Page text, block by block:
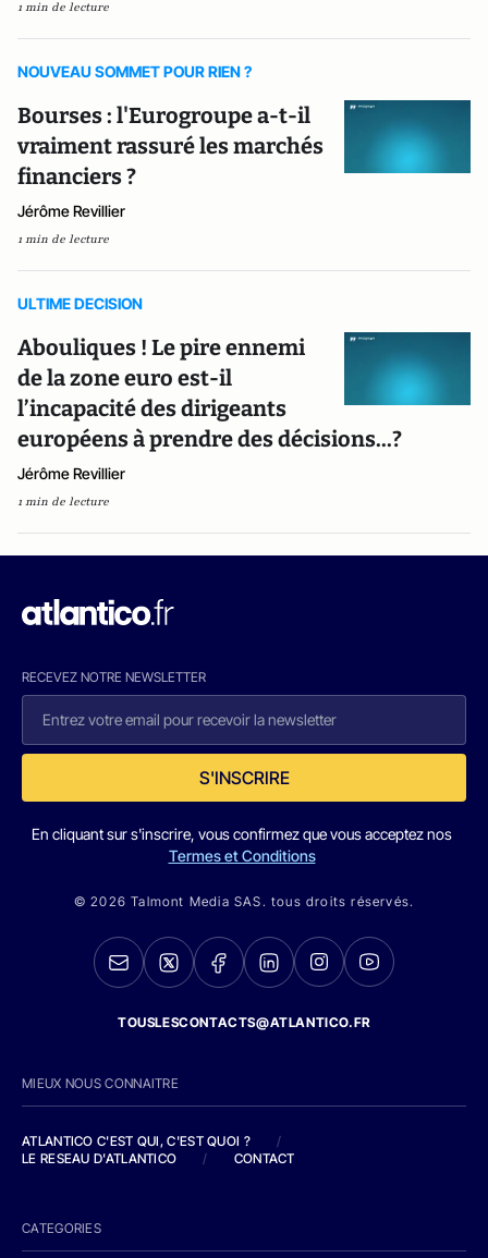
1 min de lecture
NOUVEAU SOMMET POUR RIEN ?
Bourses : l'Eurogroupe a-t-il
vraiment rassuré les marchés
financiers ?
Jérôme Revillier
1 min de lecture
ULTIME DECISION
Abouliques ! Le pire ennemi
de la zone euro est-il
l’incapacité des dirigeants
européens à prendre des décisions...?
Jérôme Revillier
1 min de lecture
RECEVEZ NOTRE NEWSLETTER
S'INSCRIRE
En cliquant sur s'inscrire, vous confirmez que vous acceptez nos
Termes et Conditions
© 2026 Talmont Media SAS. tous droits réservés.
TOUSLESCONTACTS@ATLANTICO.FR
MIEUX NOUS CONNAITRE
ATLANTICO C'EST QUI, C'EST QUOI ?
/
LE RESEAU D'ATLANTICO
/ CONTACT
CATEGORIES